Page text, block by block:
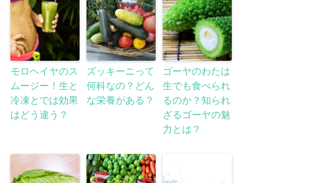
モロヘイヤのス
ムージー！生と
冷凍とでは効果
はどう違う？
ズッキーニって
何科なの？どん
な栄養がある？
ゴーヤのわたは
生でも食べられ
るのか？知られ
ざるゴーヤの魅
力とは？